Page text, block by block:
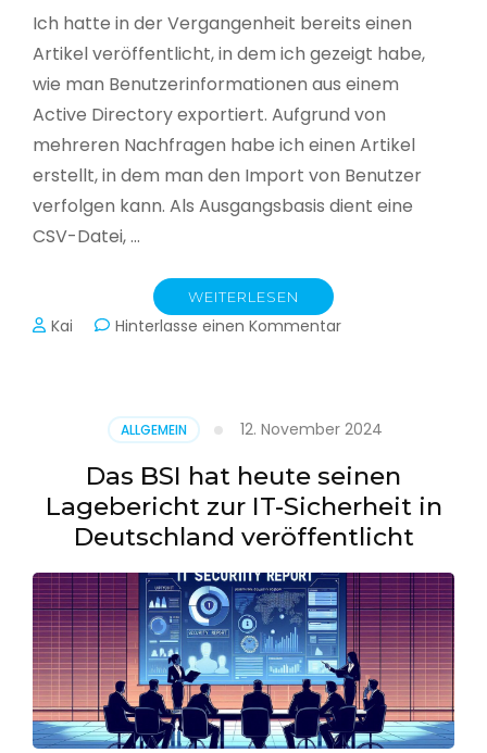
Ich hatte in der Vergangenheit bereits einen
Artikel veröffentlicht, in dem ich gezeigt habe,
wie man Benutzerinformationen aus einem
Active Directory exportiert. Aufgrund von
mehreren Nachfragen habe ich einen Artikel
erstellt, in dem man den Import von Benutzer
verfolgen kann. Als Ausgangsbasis dient eine
CSV-Datei, …
WEITERLESEN
Kai Hinterlasse einen Kommentarzu
aus
CSV
erstellen
ALLGEMEIN 12. November 2024
Das BSI hat heute seinen
Lagebericht zur IT-Sicherheit in
Deutschland veröffentlicht